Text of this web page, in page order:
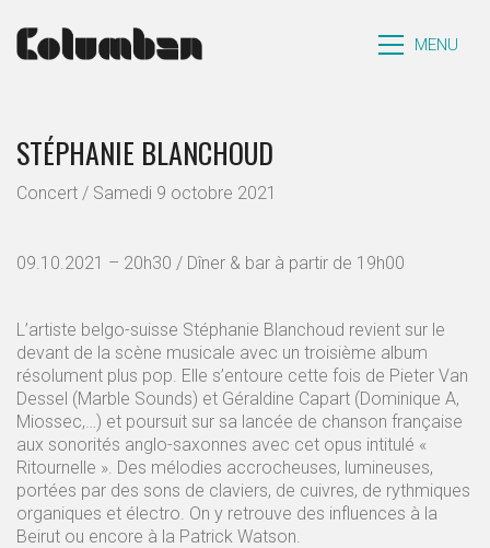
MENU
STÉPHANIE BLANCHOUD
Concert / Samedi 9 octobre 2021
09.10.2021 – 20h30 / Dîner & bar à partir de 19h00
L’artiste belgo-suisse Stéphanie Blanchoud revient sur le
devant de la scène musicale avec un troisième album
résolument plus pop. Elle s’entoure cette fois de Pieter Van
Dessel (Marble Sounds) et Géraldine Capart (Dominique A,
Miossec,…) et poursuit sur sa lancée de chanson française
aux sonorités anglo-saxonnes avec cet opus intitulé «
Ritournelle ». Des mélodies accrocheuses, lumineuses,
portées par des sons de claviers, de cuivres, de rythmiques
organiques et électro. On y retrouve des influences à la
Beirut ou encore à la Patrick Watson.